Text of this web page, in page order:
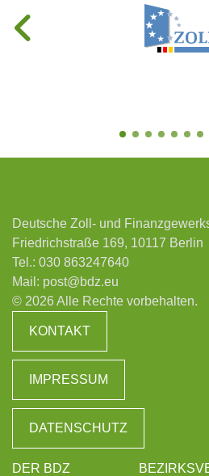
Deutsche Zoll- und
Friedrichstraße 169, 10117 Berlin
Tel.: 030 863247640
Mail: post@bdz.eu
© 2026 Alle Rechte vorbehalten.
KONTAKT
IMPRESSUM
DATENSCHUTZ
DER BDZ